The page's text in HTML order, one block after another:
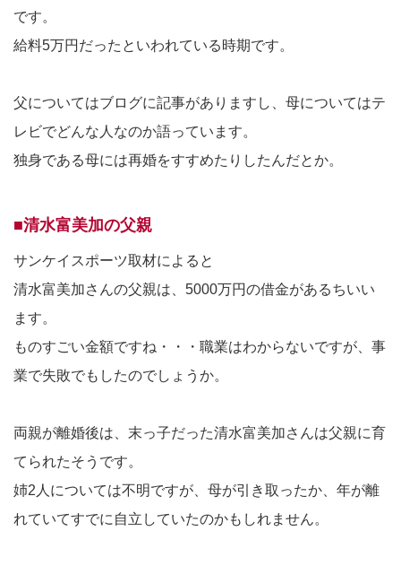
です。
給料5万円だったといわれている時期です。
父についてはブログに記事がありますし、母についてはテ
レビでどんな人なのか語っています。
独身である母には再婚をすすめたりしたんだとか。
■清水富美加の父親
サンケイスポーツ取材によると
清水富美加さんの父親は、5000万円の借金があるちいい
ます。
ものすごい金額ですね・・・職業はわからないですが、事
業で失敗でもしたのでしょうか。
両親が離婚後は、末っ子だった清水富美加さんは父親に育
てられたそうです。
姉2人については不明ですが、母が引き取ったか、年が離
れていてすでに自立していたのかもしれません。